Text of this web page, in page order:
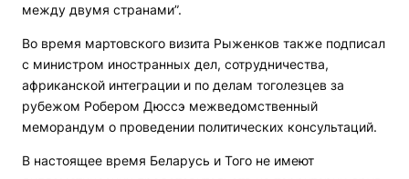
между двумя странами”.
Во время мартовского визита Рыженков также подписал
с министром иностранных дел, сотрудничества,
африканской интеграции и по делам тоголезцев за
рубежом Робером Дюссэ межведомственный
меморандум о проведении политических консультаций.
В настоящее время Беларусь и Того не имеют